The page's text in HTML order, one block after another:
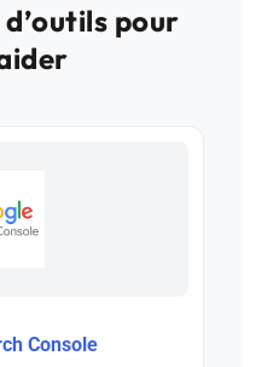
pour
Console